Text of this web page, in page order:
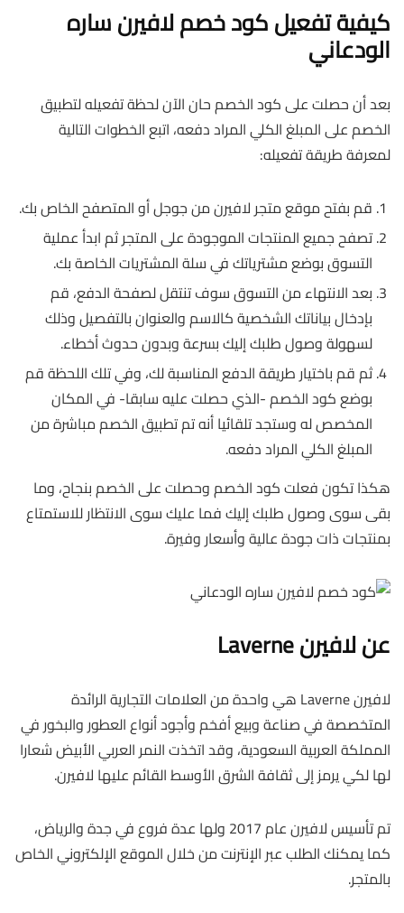
كيفية تفعيل كود خصم لافيرن ساره
الودعاني
بعد أن حصلت على كود الخصم حان الآن لحظة تفعيله لتطبيق
الخصم على المبلغ الكلي المراد دفعه، اتبع الخطوات التالية
لمعرفة طريقة تفعيله:
قم بفتح موقع متجر لافيرن من جوجل أو المتصفح الخاص بك.
تصفح جميع المنتجات الموجودة على المتجر ثم ابدأ عملية
التسوق بوضع مشترياتك في سلة المشتريات الخاصة بك.
بعد الانتهاء من التسوق سوف تنتقل لصفحة الدفع، قم
بإدخال بياناتك الشخصية كالاسم والعنوان بالتفصيل وذلك
لسهولة وصول طلبك إليك بسرعة وبدون حدوث أخطاء.
ثم قم باختيار طريقة الدفع المناسبة لك، وفي تلك اللحظة قم
بوضع كود الخصم -الذي حصلت عليه سابقا- في المكان
المخصص له وستجد تلقائيا أنه تم تطبيق الخصم مباشرة من
المبلغ الكلي المراد دفعه.
هكذا تكون فعلت كود الخصم وحصلت على الخصم بنجاح، وما
بقى سوى وصول طلبك إليك فما عليك سوى الانتظار للاستمتاع
بمنتجات ذات جودة عالية وأسعار وفيرة.
عن لافيرن Laverne
لافيرن Laverne هي واحدة من العلامات التجارية الرائدة
المتخصصة في صناعة وبيع أفخم وأجود أنواع العطور والبخور في
المملكة العربية السعودية، وقد اتخذت النمر العربي الأبيض شعارا
لها لكي يرمز إلى ثقافة الشرق الأوسط القائم عليها لافيرن.
تم تأسيس لافيرن عام 2017 ولها عدة فروع في جدة والرياض،
كما يمكنك الطلب عبر الإنترنت من خلال الموقع الإلكتروني الخاص
بالمتجر.